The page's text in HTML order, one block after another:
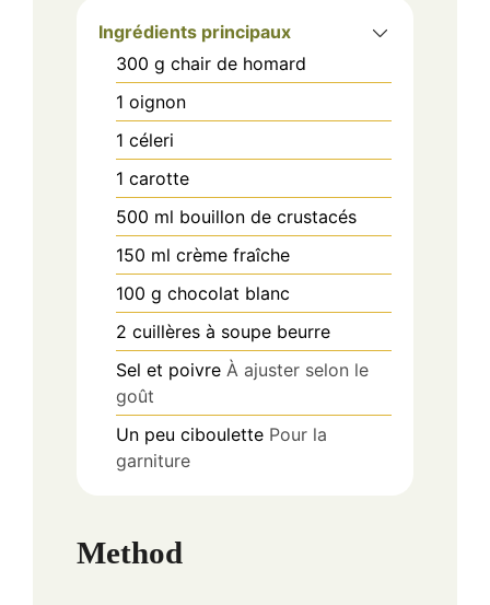
Ingrédients principaux
300 g chair de homard
1 oignon
1 céleri
1 carotte
500 ml bouillon de crustacés
150 ml crème fraîche
100 g chocolat blanc
2 cuillères à soupe beurre
Sel et poivre À ajuster selon le
goût
Un peu ciboulette Pour la
garniture
Method